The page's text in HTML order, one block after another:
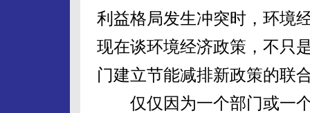
利益格局发生冲突时，环境
现在谈环境经济政策，不只
门建立节能减排新政策的联
仅仅因为一个部门或一个